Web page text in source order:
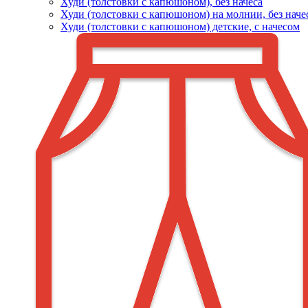
Худи (толстовки с капюшоном) на молнии, без
Худи (толстовки c капюшоном) детские, с начесом